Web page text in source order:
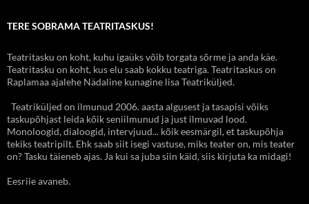
TERE SOBRAMA TEATRITASKUS!
Teatritasku on koht, kuhu igaüks võib torgata sõrme ja anda käe.
Teatritasku on koht, kus elu saab kokku teatriga. Teatritaskus on
Raplamaa ajalehe Nädaline kunagine lisa Teatriküljed.
Teatriküljed on ilmunud 2006. aasta algusest ja tasapisi võiks
taskupõhjast leida kõik seniilmunud ja just ilmuvad lood.
Monoloogid, dialoogid, intervjuud... kõik eesmärgil, et taskupõhja
tekiks teatripilt. Ehk saab siit isegi vastuse, miks teater on, mis teater
on? Tasku täieneb ajas. Ja kui sa juba siin käid, siis kirjuta ka midagi!
Eesriie avaneb.